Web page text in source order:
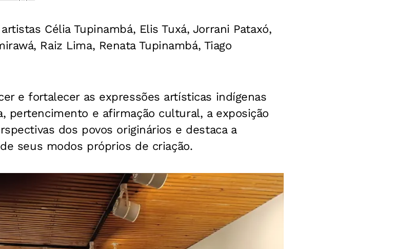
Célia Tupinambá, Elis Tuxá, Jorrani Pataxó,
Raiz Lima, Renata Tupinambá, Tiago
e fortalecer as expressões artísticas indígenas
pertencimento e afirmação cultural, a exposição
dos povos originários e destaca a
seus modos próprios de criação.